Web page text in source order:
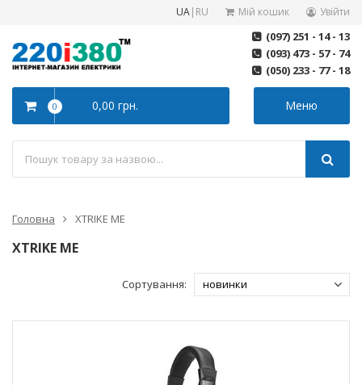
UA| RU Мій кошик Увійти
(097) 251 - 14 - 13
(093) 473 - 57 - 74
(050) 233 - 77 - 18
Меню
0 0,00 грн.
Головна XTRIKE ME
XTRIKE ME
Сортування: